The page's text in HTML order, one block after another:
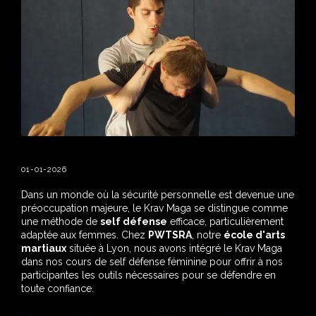
01-01-2026
Dans un monde où la sécurité personnelle est devenue une
préoccupation majeure, le Krav Maga se distingue comme
une méthode de self défense efficace, particulièrement
adaptée aux femmes. Chez PWTSRA , notre école d'arts
martiaux située à Lyon, nous avons intégré le Krav Maga
dans nos cours de self défense féminine pour offrir à nos
participantes les outils nécessaires pour se défendre en
toute confiance.